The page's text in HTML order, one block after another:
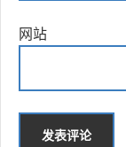
网站